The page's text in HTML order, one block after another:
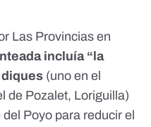
Las Provincias en
incluía “la
(uno en el
de Pozalet, Loriguilla)
Poyo para reducir el